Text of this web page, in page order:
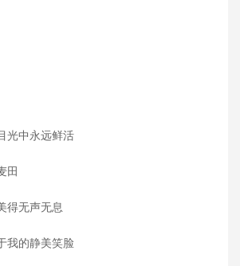
中永远鲜活
田
无声无息
的静美笑脸